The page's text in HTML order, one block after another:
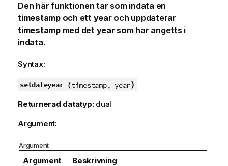
Den här funktionen tar som indata en
timestamp och ett year och uppdaterar
timestamp med det year som har angetts i
indata.
Syntax:
setdateyear (timestamp, year)
Returnerad datatyp: dual
Argument:
Argument
Argument Beskrivning